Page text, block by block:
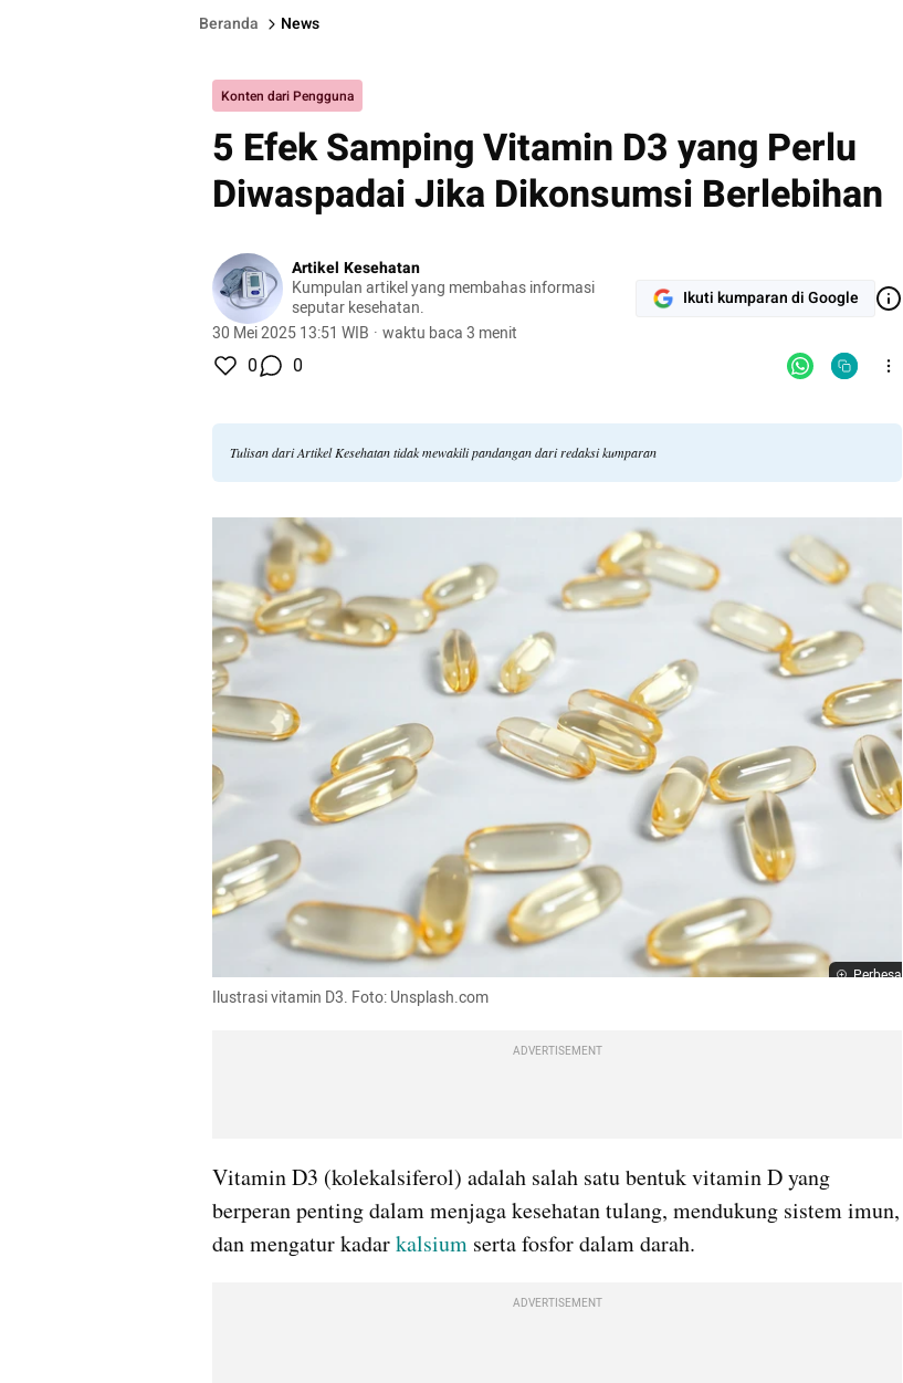
Beranda News
Konten dari Pengguna
5 Efek Samping Vitamin D3 yang Perlu
Diwaspadai Jika Dikonsumsi Berlebihan
Artikel Kesehatan
Kumpulan artikel yang membahas informasi
seputar kesehatan.
30 Mei 2025 13:51 WIB · waktu baca 3 menit
Ikuti kumparan di Google
0 0
Tulisan dari Artikel Kesehatan tidak mewakili pandangan dari redaksi kumparan
Perbesar
Ilustrasi vitamin D3. Foto: Unsplash.com
ADVERTISEMENT
Vitamin D3 (kolekalsiferol) adalah salah satu bentuk vitamin D yang
berperan penting dalam menjaga kesehatan tulang, mendukung sistem imun,
dan mengatur kadar kalsium serta fosfor dalam darah.
ADVERTISEMENT